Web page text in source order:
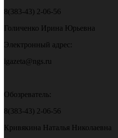
8(383-43) 2-06-56
Голиченко Ирина Юрьевна
Электронный адрес:
igazeta@ngs.ru
Обозреватель:
8(383-43) 2-06-56
Кривякина Наталья Николаевна